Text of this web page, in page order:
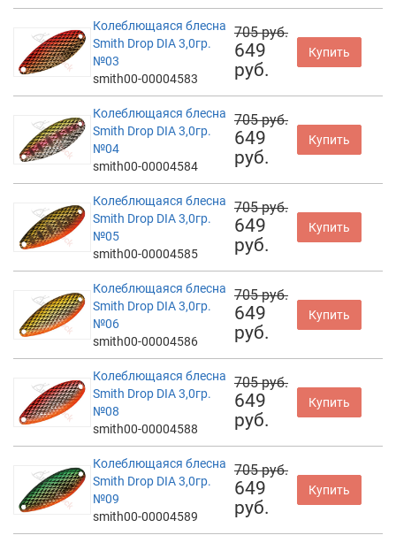
Колеблющаяся блесна
Smith Drop DIA 3,0гр.
№03
smith00-00004583
705 руб.
649
руб.
Купить
Колеблющаяся блесна
Smith Drop DIA 3,0гр.
№04
smith00-00004584
705 руб.
649
руб.
Купить
Колеблющаяся блесна
Smith Drop DIA 3,0гр.
№05
smith00-00004585
705 руб.
649
руб.
Купить
Колеблющаяся блесна
Smith Drop DIA 3,0гр.
№06
smith00-00004586
705 руб.
649
руб.
Купить
Колеблющаяся блесна
Smith Drop DIA 3,0гр.
№08
smith00-00004588
705 руб.
649
руб.
Купить
Колеблющаяся блесна
Smith Drop DIA 3,0гр.
№09
smith00-00004589
705 руб.
649
руб.
Купить